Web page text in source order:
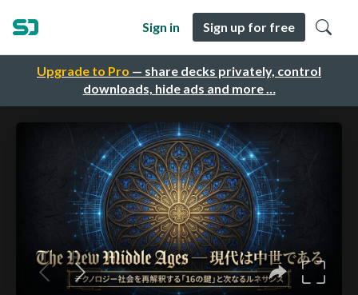
Upgrade to Pro — share decks privately, control
downloads, hide ads and more …
Sign in Sign up for free